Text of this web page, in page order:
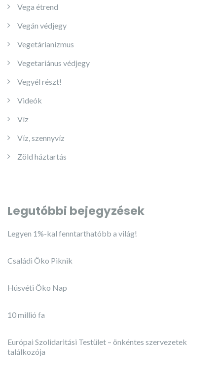
Vega étrend
Vegán védjegy
Vegetárianizmus
Vegetariánus védjegy
Vegyél részt!
Videók
Víz
Víz, szennyvíz
Zöld háztartás
Legutóbbi bejegyzések
Legyen 1%-kal fenntarthatóbb a világ!
Családi Öko Piknik
Húsvéti Öko Nap
10 millió fa
Európai Szolidaritási Testület – önkéntes szervezetek
találkozója